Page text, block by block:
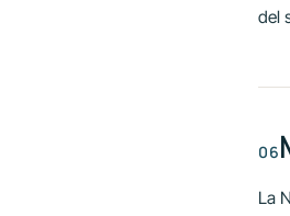
del
La